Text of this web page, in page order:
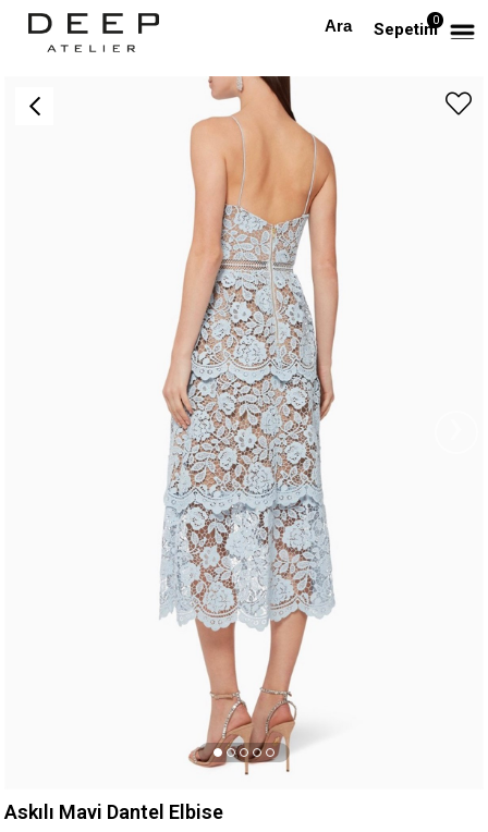
Sepetim0
Anasayfa TÜM ELBİSELER
Askılı Mavi Dantel Elbise